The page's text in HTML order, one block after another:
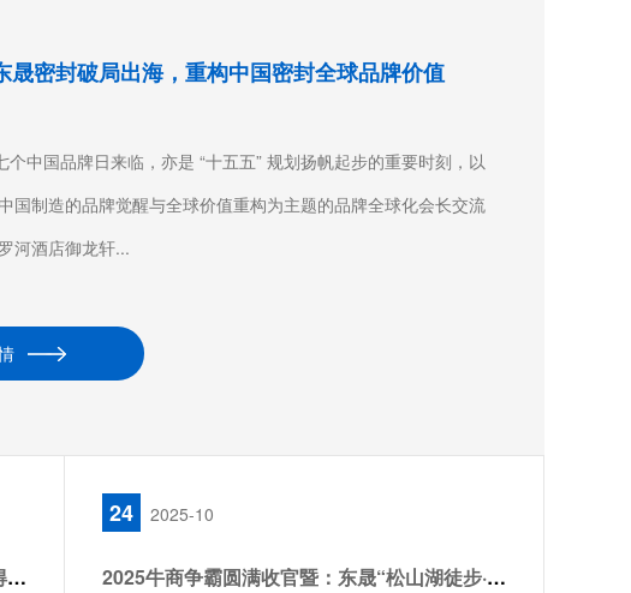
晟密封破局出海，重构中国密封全球品牌价值
个中国品牌日来临，亦是 “十五五” 规划扬帆起步的重要时刻，以
制造的品牌觉醒与全球价值重构为主题的品牌全球化会长交流
河酒店御龙轩...
热烈祝贺东晟密封在 2025 上海 PTC展会取得圆满成功！
24 2025-10
2025牛商争霸圆满收官暨：东晟“松山湖徒步·团队聚餐”！